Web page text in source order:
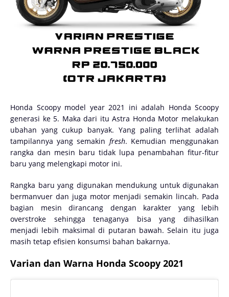
Honda Scoopy model year 2021 ini adalah Honda Scoopy
generasi ke 5. Maka dari itu Astra Honda Motor melakukan
ubahan yang cukup banyak. Yang paling terlihat adalah
tampilannya yang semakin fresh. Kemudian menggunakan
rangka dan mesin baru tidak lupa penambahan fitur-fitur
baru yang melengkapi motor ini.
Rangka baru yang digunakan mendukung untuk digunakan
bermanvuer dan juga motor menjadi semakin lincah. Pada
bagian mesin dirancang dengan karakter yang lebih
overstroke sehingga tenaganya bisa yang dihasilkan
menjadi lebih maksimal di putaran bawah. Selain itu juga
masih tetap efisien konsumsi bahan bakarnya.
Varian dan Warna Honda Scoopy 2021